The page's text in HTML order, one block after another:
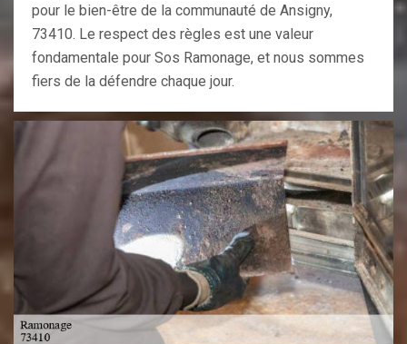
pour le bien-être de la communauté de Ansigny,
73410. Le respect des règles est une valeur
fondamentale pour Sos Ramonage, et nous sommes
fiers de la défendre chaque jour.